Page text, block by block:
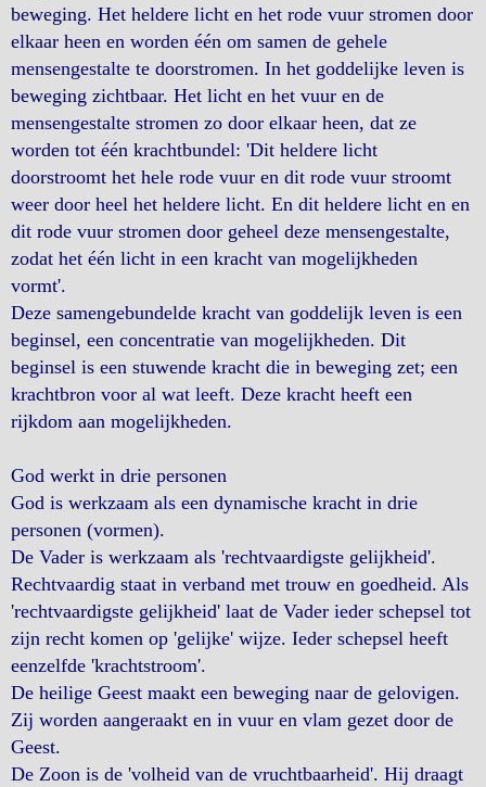
beweging. Het heldere licht en het rode vuur stromen door
elkaar heen en worden één om samen de gehele
mensengestalte te doorstromen. In het goddelijke leven is
beweging zichtbaar. Het licht en het vuur en de
mensengestalte stromen zo door elkaar heen, dat ze
worden tot één krachtbundel: 'Dit heldere licht
doorstroomt het hele rode vuur en dit rode vuur stroomt
weer door heel het heldere licht. En dit heldere licht en en
dit rode vuur stromen door geheel deze mensengestalte,
zodat het één licht in een kracht van mogelijkheden
vormt'.
Deze samengebundelde kracht van goddelijk leven is een
beginsel, een concentratie van mogelijkheden. Dit
beginsel is een stuwende kracht die in beweging zet; een
krachtbron voor al wat leeft. Deze kracht heeft een
rijkdom aan mogelijkheden.
God werkt in drie personen
God is werkzaam als een dynamische kracht in drie
personen (vormen).
De Vader is werkzaam als 'rechtvaardigste gelijkheid'.
Rechtvaardig staat in verband met trouw en goedheid. Als
'rechtvaardigste gelijkheid' laat de Vader ieder schepsel tot
zijn recht komen op 'gelijke' wijze. Ieder schepsel heeft
eenzelfde 'krachtstroom'.
De heilige Geest maakt een beweging naar de gelovigen.
Zij worden aangeraakt en in vuur en vlam gezet door de
Geest.
De Zoon is de 'volheid van de vruchtbaarheid'. Hij draagt